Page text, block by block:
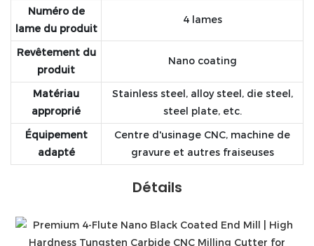
Numéro de
lame du produit
4 lames
Revêtement du
produit
Nano coating
Matériau
approprié
Stainless steel, alloy steel, die steel,
steel plate, etc.
Équipement
adapté
Centre d'usinage CNC, machine de
gravure et autres fraiseuses
Détails